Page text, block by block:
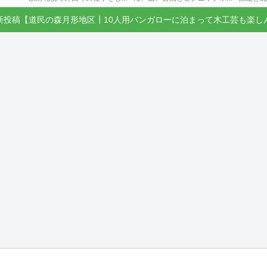
稿【道民の森月形地区┃10人用バンガローに泊まって木工芸も楽し